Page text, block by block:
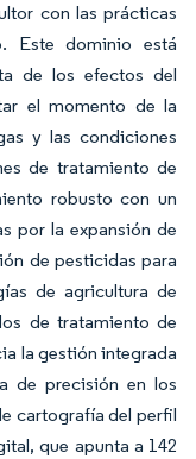
con las prácticas
Este dominio está
de los efectos del
el momento de la
y las condiciones
de tratamiento de
robusto con un
por la expansión de
de pesticidas para
de agricultura de
de tratamiento de
la gestión integrada
de precisión en los
cartografía del perfil
que apunta a 142